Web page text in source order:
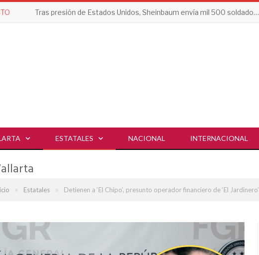
Tras presión de Estados Unidos, Sheinbaum envía mil 500 soldados a Michoacán
ESTATALES NACIONAL INTERNACIONAL
» Estatales » Detienen a ‘El Chipo’, presunto operador financiero de ‘El Jardinero’